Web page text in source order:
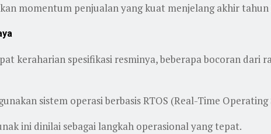
momentum penjualan yang kuat menjelang akhir tahun
keraharian spesifikasi resminya, beberapa bocoran dari
sistem operasi berbasis RTOS (Real-Time Operating
ini dinilai sebagai langkah operasional yang tepat.